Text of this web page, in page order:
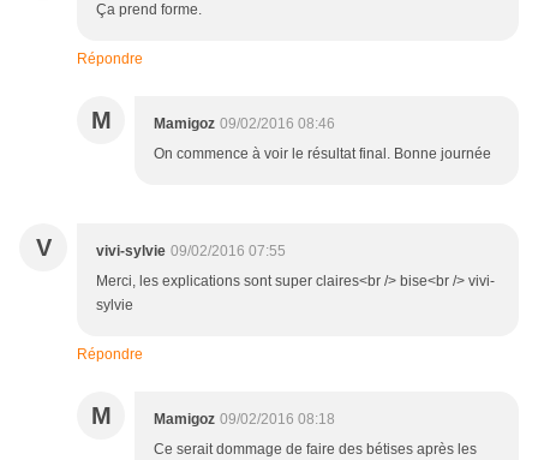
Ça prend forme.
Répondre
M Mamigoz 09/02/2016 08:46
On commence à voir le résultat final. Bonne journée
V vivi-sylvie 09/02/2016 07:55
Merci, les explications sont super claires<br /> bise<br /> vivi-
sylvie
Répondre
M Mamigoz 09/02/2016 08:18
Ce serait dommage de faire des bétises après les